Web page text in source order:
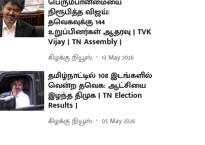
நிரூபித்த விஜய்:
தவெகவுக்கு 144
உறுப்பினர்கள் ஆதரவு | TVK
Vijay | TN Assembly |
கிழக்கு நியூஸ் 13 May 2026
தமிழ்நாட்டில் 108 இடங்களில்
வென்ற தவெக: ஆட்சியை
இழந்த திமுக | TN Election
Results |
கிழக்கு நியூஸ் 05 May 2026